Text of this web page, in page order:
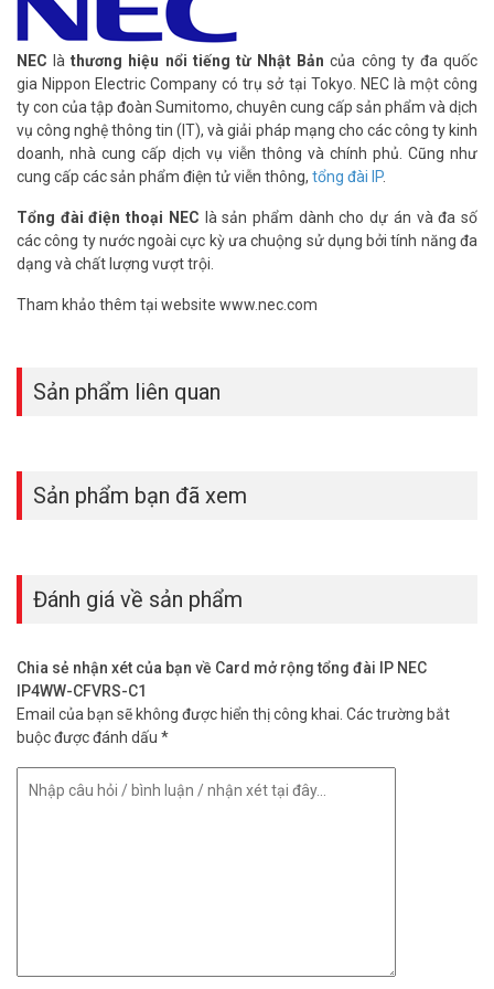
phòng và có thể đặt điện thoại này ở ngoài văn phòng sử dụng như
một máy nhánh nội bộ mở rộng từ xa.
– Tích hợp 01 port LAN RJ45 10/100Mbps, 01 khe cắm card nhớ
mở rộng, 01 khe cắm card Voice Mail, 01 khe cắm card VoIP
Gateway, 01 khe cắm BUS card, 01 cổng kết nối với nguồn Accu dự
phòng bên ngoài, 03 khe cắm card mở rộng thêm cho trung kế và
máy nhánh (khe cuối chỉ cắm được card máy nhánh).
– Tích hợp sẵn chức năng trả lời tự động 01 kênh. Cho phép ghi âm
ngoài. Tổng cộng thời gian ghi âm lời chào và tin nhắn lên đến 8
phút. Sử dụng thêm card có thể mở rộng đến 16 kênh trả lời tự
động, 48 lời chào, 128 hộp thư thoại với tổng thời gian ghi âm đến
– Hiển thị số điện thoại gọi đến trên tất cả máy nhánh.
– Chức năng gọi đường dây nóng Hotline: Chỉ cần nhấc điện thoại,
hệ thống sẽ tự động gọi số điện thoại nội bộ hay số bên ngoài được
lắp đặt, vận hành.
– Chức năng giám sát Văn phòng, nhà riêng và chức năng di động
cho máy nhánh.
và cần phải có mật khẩu (sử dụng cho mục đích an ninh).
– Tính di động: Điện thoại di dộng có thể cài đặt như một máy
nhân viên kinh doanh hoặc các doanh nhân thường xuyên đi ra
ngoài.
– Thông điệp cảnh báo tự động: Sử dụng máy nhánh như công cụ
để nhắc nhở. Các thông điệp hoặc lời thoại có thể được ghi âm
trước và phát lại theo lịch định sẵn trên loa của điện thoại máy
nhánh để mô phỏng như đang có người hiện diện.
– Hỗ trợ cảm biến báo động: Lắp bộ cảm biến hồng ngoại hoặc bộ
được BáoGiá Tổng đài điện thoại IP NECtốt nhất thị trường.
NEC làthương hiệu nổi tiếng từ Nhật Bản của công ty đa quốc
gia Nippon Electric Company có trụ sở tại Tokyo. NEC là một công
ty con của tập đoàn Sumitomo, chuyên cung cấp sản phẩm và dịch
vụ công nghệ thông tin (IT), và giải pháp mạng cho các công ty kinh
doanh, nhà cung cấp dịch vụ viễn thông và chính phủ. Cũng như
cung cấp các sản phẩm điện tử viễn thông, tổng đài IP.
Tổng đài điện thoại NEC là sản phẩm dành cho dự án và đa số
các công ty nước ngoài cực kỳ ưa chuộng sử dụng bởi tính năng đa
dạng và chất lượng vượt trội.
Tham khảo thêm tại website www.nec.com
Sản phẩm liên quan
Sản phẩm bạn đã xem
Đánh giá về sản phẩm
Chia sẻ nhận xét của bạn về Card mở rộng tổng đài IP NEC
IP4WW-CFVRS-C1
Email của bạn sẽ không được hiển thị công khai. Các trường bắt
buộc được đánh dấu *